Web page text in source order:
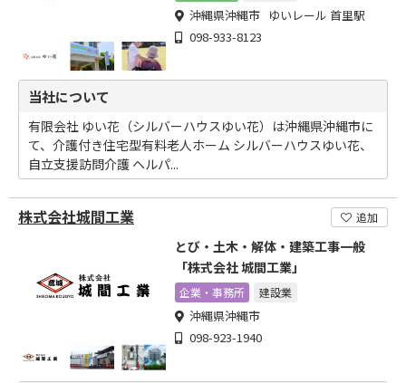
沖縄県沖縄市 ゆいレール 首里駅
098-933-8123
当社について
有限会社 ゆい花（シルバーハウスゆい花）は沖縄県沖縄市に
て、介護付き住宅型有料老人ホーム シルバーハウスゆい花、
自立支援訪問介護 ヘルパ...
株式会社城間工業 追加
とび・土木・解体・建築工事一般
「株式会社 城間工業」
企業・事務所 建設業
沖縄県沖縄市
098-923-1940